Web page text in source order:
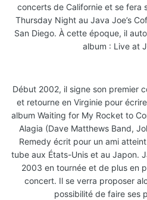
concerts de Californie et se fera
Thursday Night au Java Joe’s
San Diego. À cette époque, il
album : Live at
Début 2002, il signe son premier
et retourne en Virginie pour
album Waiting for My Rocket to
Alagia (Dave Matthews Band,
Remedy écrit pour un ami
tube aux États-Unis et au Japon.
2003 en tournée et de plus en
concert. Il se verra proposer
possibilité de faire ses